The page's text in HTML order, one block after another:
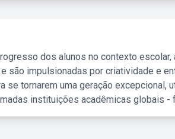
dos alunos no contexto escolar,
são impulsionadas por criatividade e
se tornarem uma geração excepcional,
instituições acadêmicas globais -